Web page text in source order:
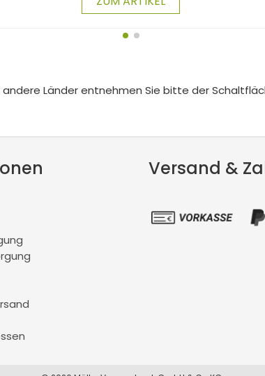
Länder entnehmen Sie bitte der
Versand &